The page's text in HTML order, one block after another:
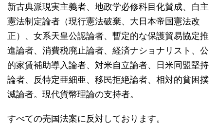
新古典派現実主義者、地政学必修科目化賛成、自主
憲法制定論者（現行憲法破棄、大日本帝国憲法改
正）、女系天皇公認論者、暫定的な保護貿易協定推
進論者、消費税廃止論者、経済ナショナリスト、公
的家賃補助導入論者、対米自立論者、日米同盟堅持
論者、反特定亜細亜、移民拒絶論者、相対的貧困撲
滅論者。現代貨幣理論の支持者。
すべての売国法案に反対しております。